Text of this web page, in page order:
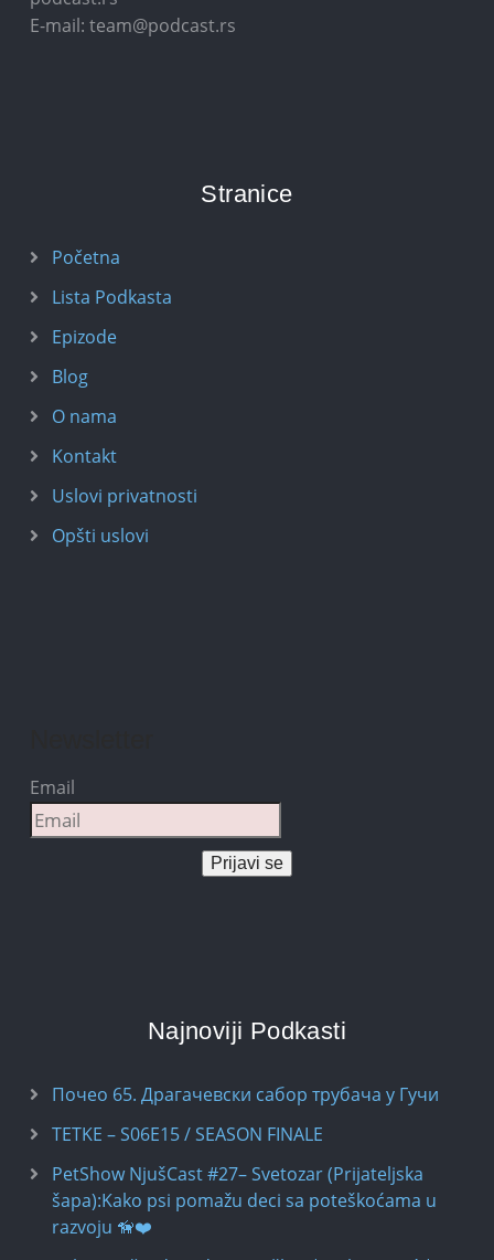
E-mail: team@podcast.rs
Stranice
Početna
Lista Podkasta
Epizode
Blog
O nama
Kontakt
Uslovi privatnosti
Opšti uslovi
Email
Prijavi se
Najnoviji Podkasti
Почео 65. Драгачевски сабор трубача у Гучи
TETKE – S06E15 / SEASON FINALE
PetShow NjušCast #27– Svetozar (Prijateljska
šapa):Kako psi pomažu deci sa poteškoćama u
razvoju 🦮❤️